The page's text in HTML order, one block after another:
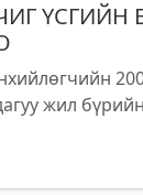
ҮСГИЙН
жил